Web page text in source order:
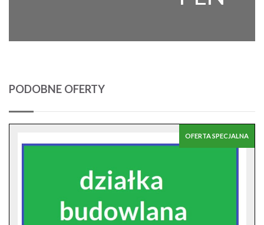
PODOBNE OFERTY
OFERTA SPECJALNA